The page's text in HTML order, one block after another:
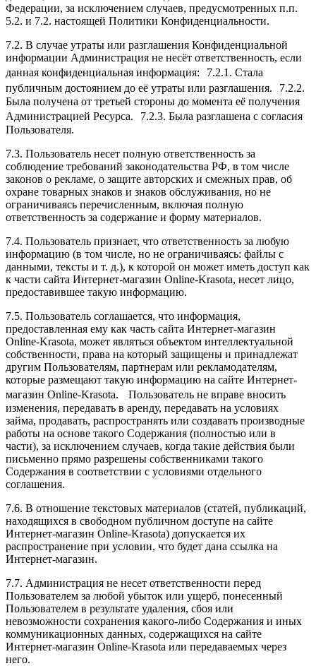
Федерации, за исключением случаев, предусмотренных п.п.
5.2. и 7.2. настоящей Политики Конфиденциальности.
7.2. В случае утраты или разглашения Конфиденциальной
информации Администрация не несёт ответственность, если
данная конфиденциальная информация: 7.2.1. Стала
публичным достоянием до её утраты или разглашения. 7.2.2.
Была получена от третьей стороны до момента её получения
Администрацией Ресурса. 7.2.3. Была разглашена с согласия
Пользователя.
7.3. Пользователь несет полную ответственность за
соблюдение требований законодательства РФ, в том числе
законов о рекламе, о защите авторских и смежных прав, об
охране товарных знаков и знаков обслуживания, но не
ограничиваясь перечисленным, включая полную
ответственность за содержание и форму материалов.
7.4. Пользователь признает, что ответственность за любую
информацию (в том числе, но не ограничиваясь: файлы с
данными, тексты и т. д.), к которой он может иметь доступ как
к части сайта Интернет-магазин Online-Krasota, несет лицо,
предоставившее такую информацию.
7.5. Пользователь соглашается, что информация,
предоставленная ему как часть сайта Интернет-магазин
Online-Krasota, может являться объектом интеллектуальной
собственности, права на который защищены и принадлежат
другим Пользователям, партнерам или рекламодателям,
которые размещают такую информацию на сайте Интернет-
магазин Online-Krasota. Пользователь не вправе вносить
изменения, передавать в аренду, передавать на условиях
займа, продавать, распространять или создавать производные
работы на основе такого Содержания (полностью или в
части), за исключением случаев, когда такие действия были
письменно прямо разрешены собственниками такого
Содержания в соответствии с условиями отдельного
соглашения.
7.6. В отношение текстовых материалов (статей, публикаций,
находящихся в свободном публичном доступе на сайте
Интернет-магазин Online-Krasota) допускается их
распространение при условии, что будет дана ссылка на
Интернет-магазин.
7.7. Администрация не несет ответственности перед
Пользователем за любой убыток или ущерб, понесенный
Пользователем в результате удаления, сбоя или
невозможности сохранения какого-либо Содержания и иных
коммуникационных данных, содержащихся на сайте
Интернет-магазин Online-Krasota или передаваемых через
него.